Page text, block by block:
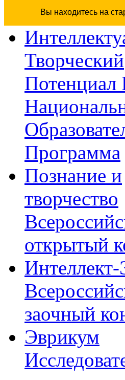
Вы находитесь на
Творческий
Потенциал
Программа
Познание и
творчество
открытый
Интеллект-
заочный
Эврикум